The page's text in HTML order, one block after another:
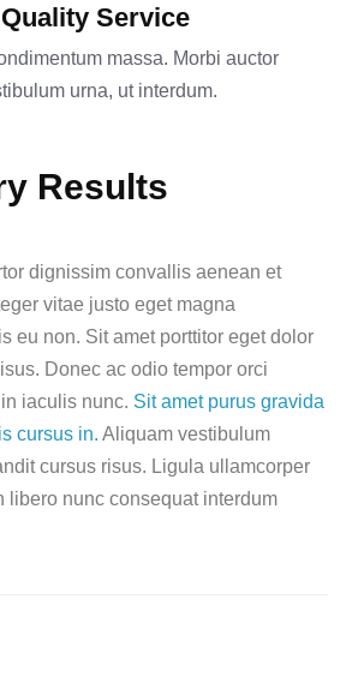
Quality Service
massa. Morbi auctor
urna, ut interdum.
Results
dignissim convallis aenean et
vitae justo eget magna
eu non. Sit amet porttitor eget dolor
Donec ac odio tempor orci
iaculis nunc. Sit amet purus gravida
cursus in. Aliquam vestibulum
cursus risus. Ligula ullamcorper
libero nunc consequat interdum